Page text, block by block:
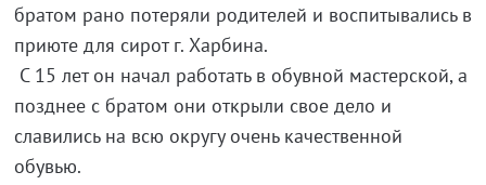
братом рано потеряли родителей и воспитывались в
приюте для сирот г. Харбина.
С 15 лет он начал работать в обувной мастерской, а
позднее с братом они открыли свое дело и
славились на всю округу очень качественной
обувью.